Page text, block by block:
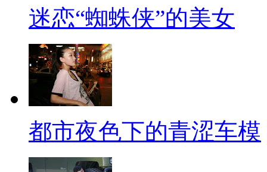
迷恋“蜘蛛侠”的美女
都市夜色下的青涩车模